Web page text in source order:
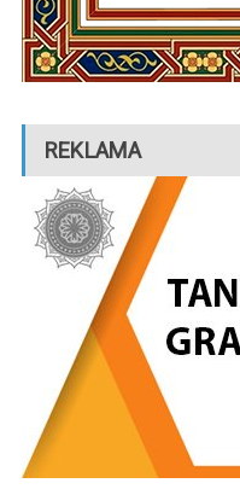
REKLAMA